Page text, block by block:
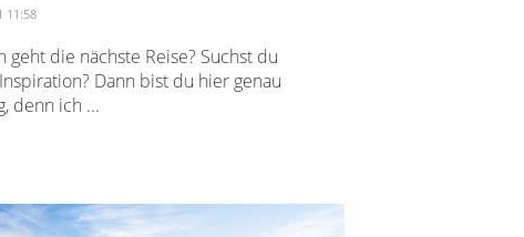
11:58
geht die nächste Reise? Suchst du
Dann bist du hier genau
denn ich ...